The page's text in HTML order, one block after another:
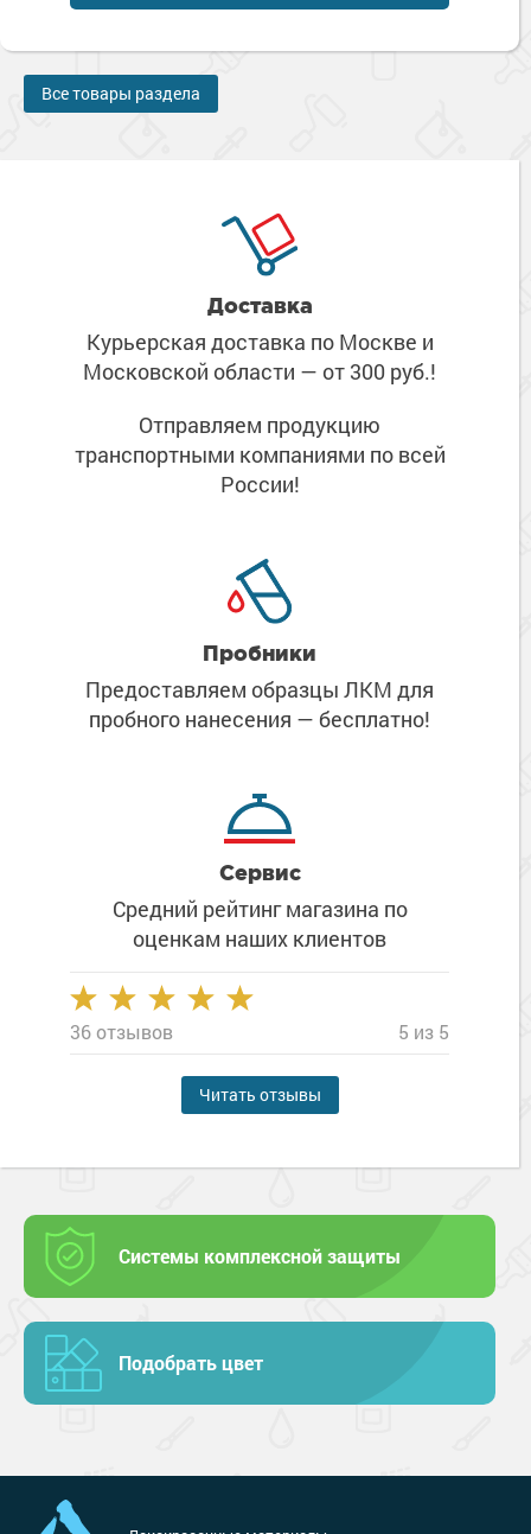
Все товары раздела
Доставка
Курьерская доставка по Москве и
Московской области — от 300 руб.!
Отправляем продукцию
транспортными компаниями по всей
России!
Пробники
Предоставляем образцы ЛКМ для
пробного нанесения — бесплатно!
Сервис
Средний рейтинг магазина по
оценкам наших клиентов
36 отзывов 5 из 5
Читать отзывы
Системы комплексной защиты
Подобрать цвет